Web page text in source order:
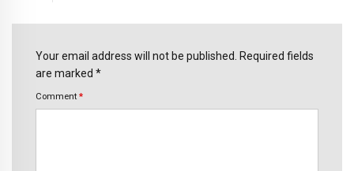
Your email address will not be published. Required fields
are marked *
Comment *